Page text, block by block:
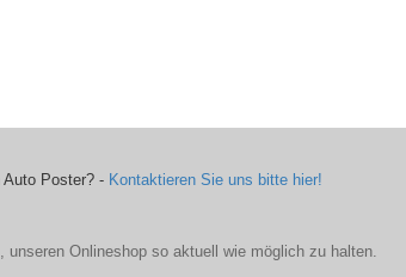
Poster? - Kontaktieren Sie uns bitte hier!
Onlineshop so aktuell wie möglich zu halten.